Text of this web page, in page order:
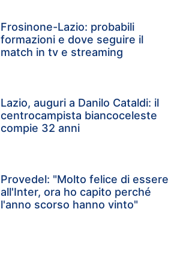
Frosinone-Lazio: probabili
formazioni e dove seguire il
match in tv e streaming
Lazio, auguri a Danilo Cataldi: il
centrocampista biancoceleste
compie 32 anni
Provedel: "Molto felice di essere
all'Inter, ora ho capito perché
l'anno scorso hanno vinto"